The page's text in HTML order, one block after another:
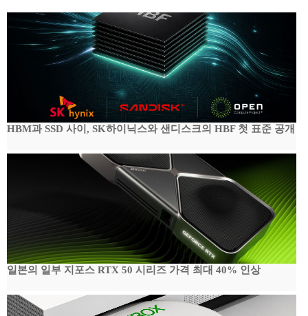
HBM과 SSD 사이, SK하이닉스와 샌디스크의 HBF 첫 표준 공개
일본의 일부 지포스 RTX 50 시리즈 가격 최대 40% 인상